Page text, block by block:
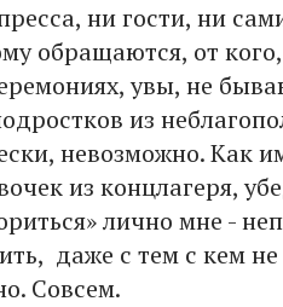
ни гости, ни
обращаются, от
увы, не
из
невозможно. Как
из концлагеря,
лично мне -
даже с тем с кем не
Совсем.